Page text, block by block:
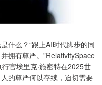
么？“跟上AI时代脚步的同
拥有尊严。”RelativitySpace
官埃里克·施密特在2025世
的尊严何以存续，迫切需要